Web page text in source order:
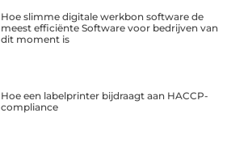
Hoe slimme digitale werkbon software de
meest efficiënte Software voor bedrijven van
dit moment is
Hoe een labelprinter bijdraagt aan HACCP-
compliance